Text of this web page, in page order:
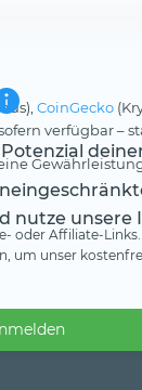
nutze
CoinGecko
sofern verfügbar
oder Affiliate-
um unser